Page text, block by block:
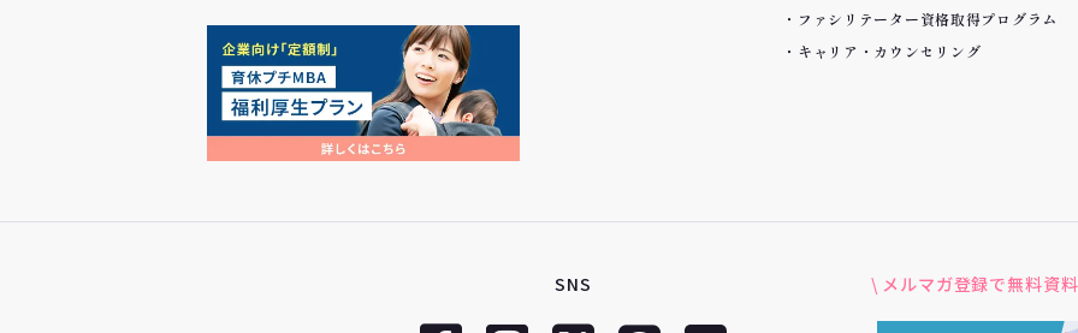
ファシリテーター資格取得プログラム
キャリア・カウンセリング
SNS \ メルマガ登録で無料資